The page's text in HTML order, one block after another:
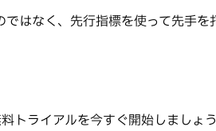
なく、先行指標を使って先手を
トライアルを今すぐ開始しましょう